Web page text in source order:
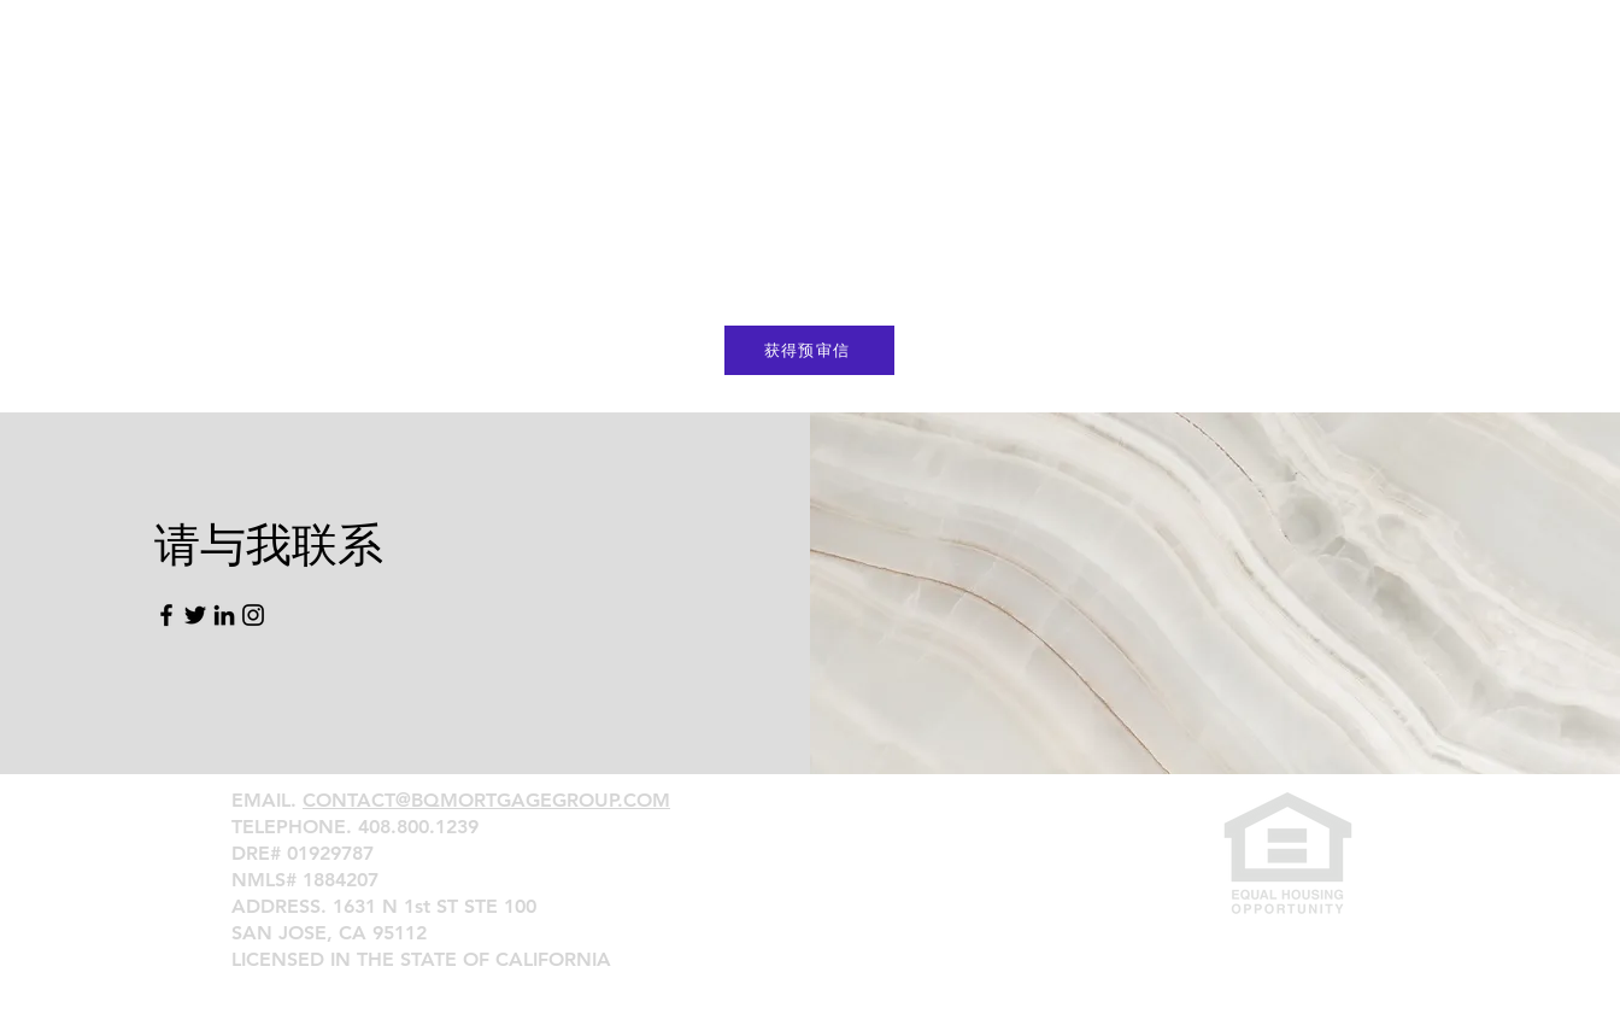
获得预审信
​请与我联系
EMAIL. CONTACT@BQMORTGAGEGROUP.COM
TELEPHONE. ‪408.800.1239
DRE# 01929787
NMLS# 1884207
ADDRESS. 1631 N 1st ST STE 100
SAN JOSE, CA 95112
LICENSED IN THE STATE OF CALIFORNIA